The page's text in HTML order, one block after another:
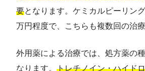
要となります。ケミカルピーリン
万円程度で、こちらも複数回の治
外用薬による治療では、処方薬の
なります。 トレチノイン・ハイド